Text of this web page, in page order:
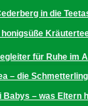
in die
honigsüße
für Ruhe im
– die
Babys – was Eltern